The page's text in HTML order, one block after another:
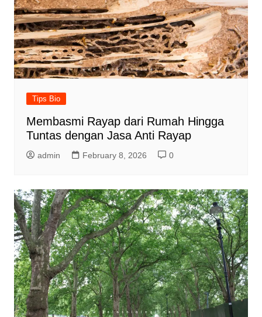
Tips Bio
Membasmi Rayap dari Rumah Hingga
Tuntas dengan Jasa Anti Rayap
admin February 8, 2026 0